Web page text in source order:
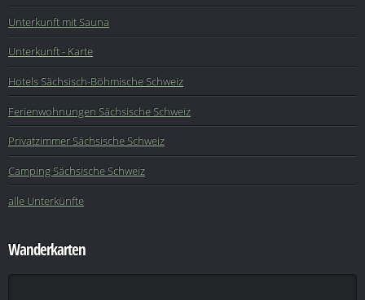
Unterkunft mit Sauna
Unterkunft - Karte
Hotels Sächsisch-Böhmische Schweiz
Ferienwohnungen Sächsische Schweiz
Privatzimmer Sächsische Schweiz
Camping Sächsische Schweiz
alle Unterkünfte
Wanderkarten